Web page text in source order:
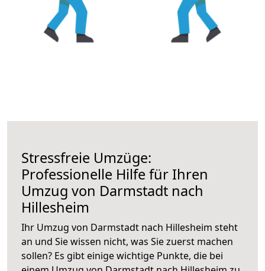
Stressfreie Umzüge:
Professionelle Hilfe für Ihren
Umzug von Darmstadt nach
Hillesheim
Ihr Umzug von Darmstadt nach Hillesheim steht
an und Sie wissen nicht, was Sie zuerst machen
sollen? Es gibt einige wichtige Punkte, die bei